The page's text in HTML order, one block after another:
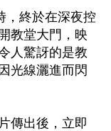
，終於在深夜控
教堂大門，映
人驚訝的是教
光線灑進而閃
傳出後，立即